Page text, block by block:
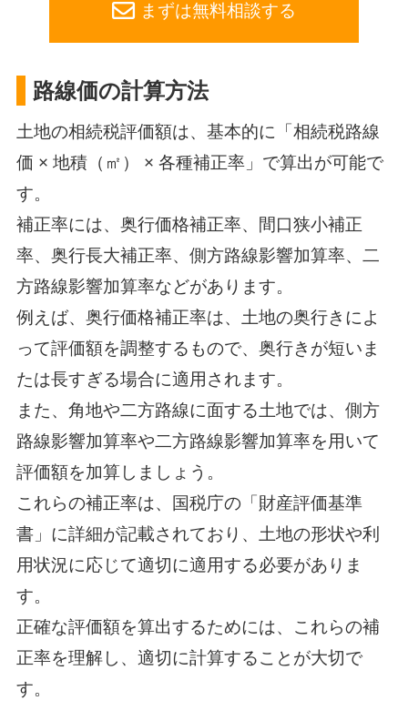
まずは無料相談する
路線価の計算方法
土地の相続税評価額は、基本的に「相続税路線
価 × 地積（㎡） × 各種補正率」で算出が可能で
す。
補正率には、奥行価格補正率、間口狭小補正
率、奥行長大補正率、側方路線影響加算率、二
方路線影響加算率などがあります。
例えば、奥行価格補正率は、土地の奥行きによ
って評価額を調整するもので、奥行きが短いま
たは長すぎる場合に適用されます。
また、角地や二方路線に面する土地では、側方
路線影響加算率や二方路線影響加算率を用いて
評価額を加算しましょう。
これらの補正率は、国税庁の「財産評価基準
書」に詳細が記載されており、土地の形状や利
用状況に応じて適切に適用する必要がありま
す。
正確な評価額を算出するためには、これらの補
正率を理解し、適切に計算することが大切で
す。